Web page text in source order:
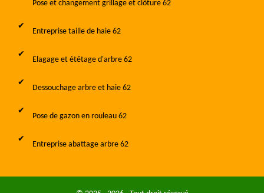
Pose et changement grillage et clôture 62
Entreprise taille de haie 62
Elagage et étêtage d'arbre 62
Dessouchage arbre et haie 62
Pose de gazon en rouleau 62
Entreprise abattage arbre 62